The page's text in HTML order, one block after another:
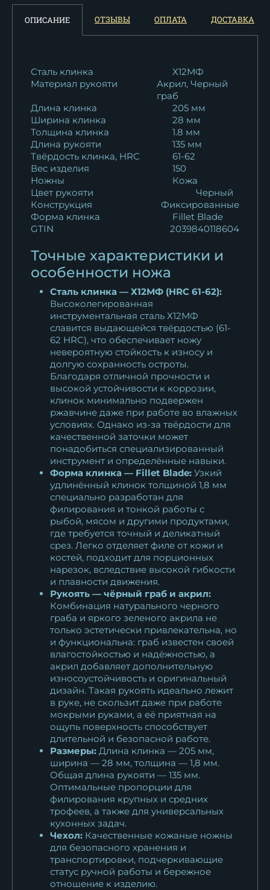
Нож Касатка большая
филейный дамаск...
Нож Касатка большая
филейный дамаск...
Нож Касатка большая
филейный х12мф...
11 308₽
Нож Касатка большая
филейный х12мф...
11 330
филейный х12мф...
11 330₽
Нож Касатка большая
филейный х12мф...
11 308₽
Нож Касатка большая
филейный х12мф...
11 308₽
Нож Касатка большая
филейный булат...
18 073₽
Нож Касатка большая
филейный дамаск...
13 098₽
Нож Касатка большая
филейный 95х18 орех
10 593₽
Нож Касатка большая
филейный дамаск орех
11 374₽
ОПИСАНИЕ ОТЗЫВЫ ОПЛАТА ДОСТАВКА
Сталь клинка
Х12МФ
Материал рукояти
Акрил, Черный
граб
Длина клинка
205 мм
Ширина клинка
28 мм
Толщина клинка
1.8 мм
Длина рукояти
135 мм
Твёрдость клинка, HRC
61-62
Вес изделия
150
Ножны
Кожа
Цвет рукояти
Черный
Конструкция
Фиксированные
Форма клинка
Fillet Blade
GTIN
2039840118604
Точные характеристики и
особенности ножа
Сталь клинка — Х12МФ (HRC 61-62):
Высоколегированная
инструментальная сталь Х12МФ
славится выдающейся твёрдостью (61-
62 HRC), что обеспечивает ножу
невероятную стойкость к износу и
долгую сохранность остроты.
Благодаря отличной прочности и
высокой устойчивости к коррозии,
клинок минимально подвержен
ржавчине даже при работе во влажных
условиях. Однако из-за твёрдости для
качественной заточки может
понадобиться специализированный
инструмент и определённые навыки.
Форма клинка — Fillet Blade: Узкий
удлинённый клинок толщиной 1,8 мм
специально разработан для
филирования и тонкой работы с
рыбой, мясом и другими продуктами,
где требуется точный и деликатный
срез. Легко отделяет филе от кожи и
костей, подходит для порционных
нарезок, вследствие высокой гибкости
и плавности движения.
Рукоять — чёрный граб и акрил:
Комбинация натурального черного
граба и яркого зеленого акрила не
только эстетически привлекательна, но
и функциональна: граб известен своей
влагостойкостью и надёжностью, а
акрил добавляет дополнительную
износоустойчивость и оригинальный
дизайн. Такая рукоять идеально лежит
в руке, не скользит даже при работе
мокрыми руками, а её приятная на
ощупь поверхность способствует
длительной и безопасной работе.
Размеры: Длина клинка — 205 мм,
ширина — 28 мм, толщина — 1,8 мм.
Общая длина рукояти — 135 мм.
Оптимальные пропорции для
филирования крупных и средних
трофеев, а также для универсальных
кухонных задач.
Чехол: Качественные кожаные ножны
для безопасного хранения и
транспортировки, подчеркивающие
статус ручной работы и бережное
отношение к изделию.